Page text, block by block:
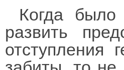
Когда
развить